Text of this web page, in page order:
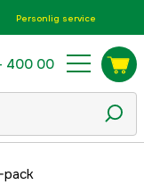
Personlig service
400 00
pack